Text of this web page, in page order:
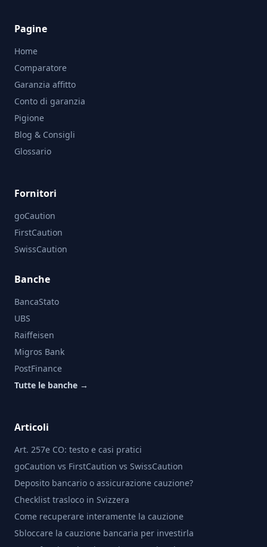
Pagine
Home
Comparatore
Garanzia affitto
Conto di garanzia
Pigione
Blog & Consigli
Glossario
Fornitori
goCaution
FirstCaution
SwissCaution
Banche
BancaStato
UBS
Raiffeisen
Migros Bank
PostFinance
Tutte le banche →
Articoli
Art. 257e CO: testo e casi pratici
goCaution vs FirstCaution vs SwissCaution
Deposito bancario o assicurazione cauzione?
Checklist trasloco in Svizzera
Come recuperare interamente la cauzione
Sbloccare la cauzione bancaria per investirla